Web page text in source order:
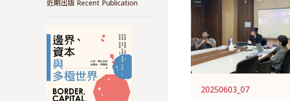
近期出版 Recent Publication
20250603_07